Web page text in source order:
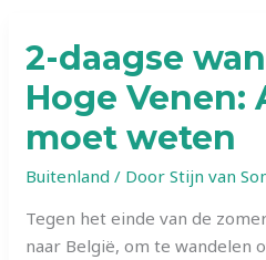
Alles
wat
moet
weten
2-daagse
Hoge Venen:
moet weten
Buitenland / DoorStijn van
Tegen het einde van de
naar België, om te wandelen